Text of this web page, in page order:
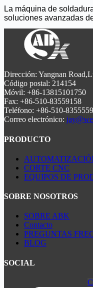
garantiza resultados de
calderas, centrales
software de
la eficacia de la
La máquina de
soluciones avanzadas
híbrida GTAW/MIG y
control AVC inteligente,
tasas de deposición
garantiza resultados de
software de
la eficacia de la
Dirección: Yangnan
Código postal: 214154
Móvil: +86-13815101750
Fax: +86-510-83559158
Teléfono: +86-510-
Correo electrónico:
PRODUCTO
CORTE CNC
EQUIPOS DE
SOBRE NOSOTROS
SOBRE ABK
Contacto
PREGUNTAS
BLOG
SOCIAL